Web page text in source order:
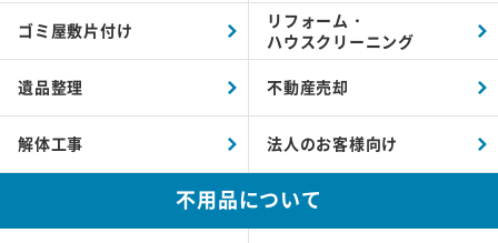
ゴミ屋敷片付け
リフォーム・
ハウスクリーニング
遺品整理 不動産売却
解体工事 法人のお客様向け
不用品について